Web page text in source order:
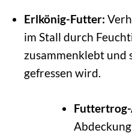
Erlkönig-Futter:
im Stall durch
zusammenklebt
gefressen wird.